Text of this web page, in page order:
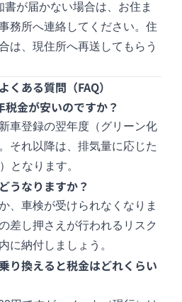
が届かない場合は、お住ま
務所へ連絡してください。住
は、現住所へ再送してもらう
くある質問（FAQ）
金が安いのですか？
車登録の翌年度（グリーン化
それ以降は、排気量に応じた
となります。
うなりますか？
、車検が受けられなくなりま
差し押さえが行われるリスク
に納付しましょう。
り換えると税金はどれくらい